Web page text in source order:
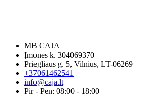
MB CAJA
Įmones k. 304069370
Priegliaus g. 5, Vilnius, LT-06269
+37061462541
info@caja.lt
Pir - Pen: 08:00 - 18:00